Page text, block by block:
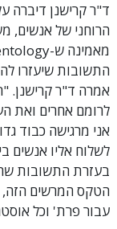
הרוחני של אנשים,
התשובות שיעזרו
אמרה ד"ר קרישנן.
לרומם אחרים ואת
אני מרגישה כבוד
לשלוח אליו אנשים
בעזרת התשובות
הטקס המרשים הזה,
עבור פרת' וכל